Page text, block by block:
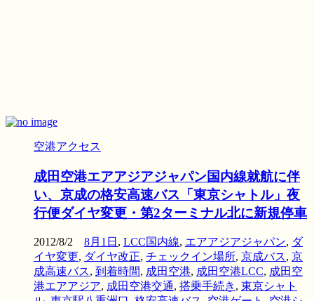
空港アクセス
成田空港エアアジアジャパン国内線就航に伴
い、京成の格安高速バス「東京シャトル」夜
行便ダイヤ変更・第2ターミナル北に新規停車
2012/8/2 8月1日 , LCC国内線, エアアジアジャパン, ダ
イヤ変更, ダイヤ改正, チェックイン場所, 京成バス, 京
成高速バス, 到着時間, 成田空港, 成田空港LCC, 成田空
港エアアジア, 成田空港交通, 搭乗手続き , 東京シャト